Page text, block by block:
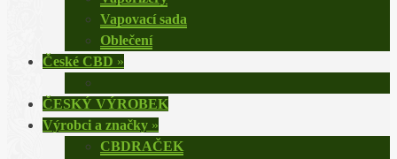
Vapovací sada
Oblečení
České CBD »
ČESKÝ VÝROBEK
Výrobci a značky »
CBDRAČEK